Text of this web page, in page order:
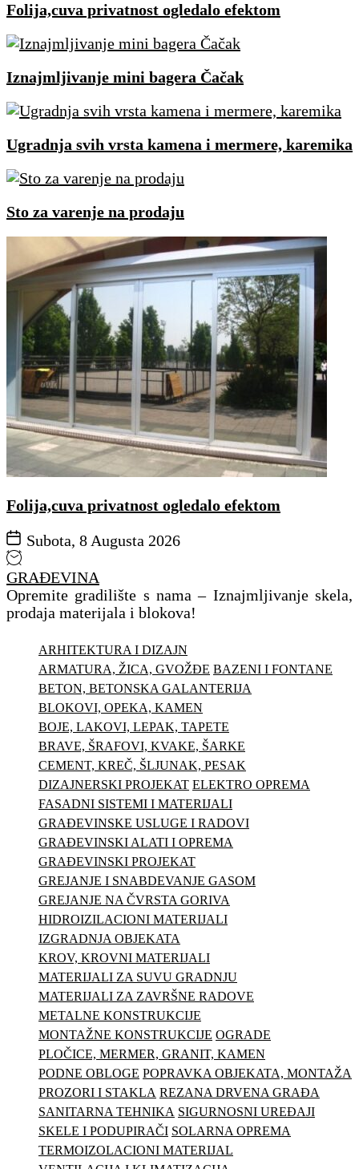
Folija,cuva privatnost ogledalo efektom
Iznajmljivanje mini bagera Čačak
Ugradnja svih vrsta kamena i mermere, karemika
Sto za varenje na prodaju
Folija,cuva privatnost ogledalo efektom
Subota, 8 Augusta 2026
GRAĐEVINA
Opremite gradilište s nama – Iznajmljivanje skela,
prodaja materijala i blokova!
ARHITEKTURA I DIZAJN
ARMATURA, ŽICA, GVOŽĐE BAZENI I FONTANE
BETON, BETONSKA GALANTERIJA
BLOKOVI, OPEKA, KAMEN
BOJE, LAKOVI, LEPAK, TAPETE
BRAVE, ŠRAFOVI, KVAKE, ŠARKE
CEMENT, KREČ, ŠLJUNAK, PESAK
DIZAJNERSKI PROJEKAT ELEKTRO OPREMA
FASADNI SISTEMI I MATERIJALI
GRAĐEVINSKE USLUGE I RADOVI
GRAĐEVINSKI ALATI I OPREMA
GRAĐEVINSKI PROJEKAT
GREJANJE I SNABDEVANJE GASOM
GREJANJE NA ČVRSTA GORIVA
HIDROIZILACIONI MATERIJALI
IZGRADNJA OBJEKATA
KROV, KROVNI MATERIJALI
MATERIJALI ZA SUVU GRADNJU
MATERIJALI ZA ZAVRŠNE RADOVE
METALNE KONSTRUKCIJE
MONTAŽNE KONSTRUKCIJE OGRADE
PLOČICE, MERMER, GRANIT, KAMEN
PODNE OBLOGE POPRAVKA OBJEKATA, MONTAŽA
PROZORI I STAKLA REZANA DRVENA GRAĐA
SANITARNA TEHNIKA SIGURNOSNI UREĐAJI
SKELE I PODUPIRAČI SOLARNA OPREMA
TERMOIZOLACIONI MATERIJAL